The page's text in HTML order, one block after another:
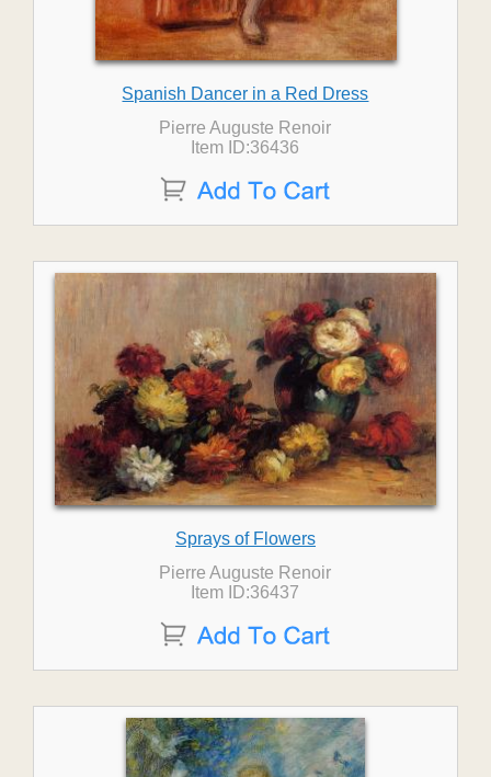
Spanish Dancer in a Red Dress
Pierre Auguste Renoir
Item ID:36436
Sprays of Flowers
Pierre Auguste Renoir
Item ID:36437